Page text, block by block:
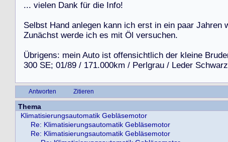
... vielen Dank für die Info!
Selbst Hand anlegen kann ich erst in ein paar Jahren
Zunächst werde ich es mit Öl versuchen.
Übrigens: mein Auto ist offensichtlich der kleine Brude
300 SE; 01/89 / 171.000km / Perlgrau / Leder Schwarz
Antworten Zitieren
Thema
Klimatisierungsautomatik Gebläsemotor
Re: Klimatisierungsautomatik Gebläsemotor
Re: Klimatisierungsautomatik Gebläsemotor